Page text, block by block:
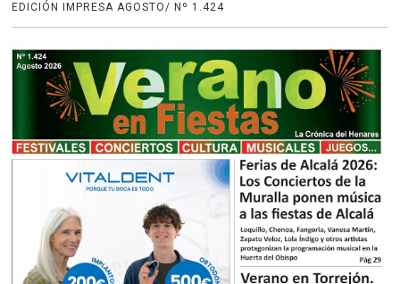
EDICIÓN IMPRESA AGOSTO/ Nº 1.424